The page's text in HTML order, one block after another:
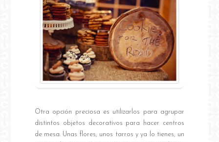
Otra opción preciosa es utilizarlos para agrupar
distintos objetos decorativos para hacer centros
de mesa. Unas flores, unos tarros y ya lo tienes, un